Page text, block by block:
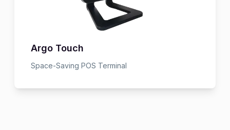
Argo Touch
Space-Saving POS Terminal